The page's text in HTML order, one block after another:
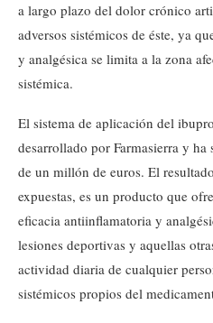
a largo plazo del dolor crónico
adversos sistémicos de éste, ya
y analgésica se limita a la zona
sistémica.
El sistema de aplicación del
desarrollado por Farmasierra y
de un millón de euros. El
expuestas, es un producto que
eficacia antiinflamatoria y
lesiones deportivas y aquellas
actividad diaria de cualquier
sistémicos propios del